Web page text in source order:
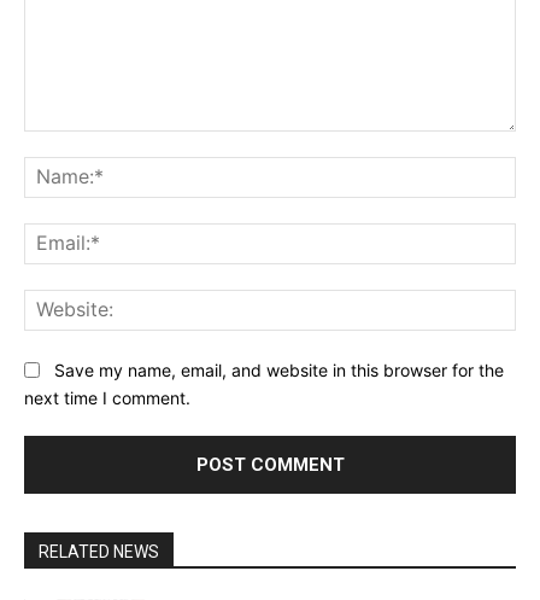
Save my name, email, and website in this browser for the
next time I comment.
RELATED NEWS